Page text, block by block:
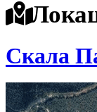
Скала